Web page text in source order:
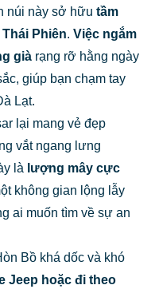
núi này sở hữu tầm
Phiên. Việc ngắm
giàrạng rỡ hằng ngày
giúp bạn chạm tay
Lạt.
lại mang vẻ đẹp
vắt ngang lưng
là lượng mây cực
không gian lộng lẫy
ai muốn tìm về sự an
Bồ khá dốc và khó
Jeep hoặc đi theo